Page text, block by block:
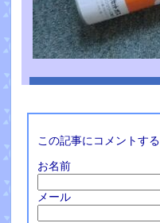
この記事にコメントする
お名前
メール